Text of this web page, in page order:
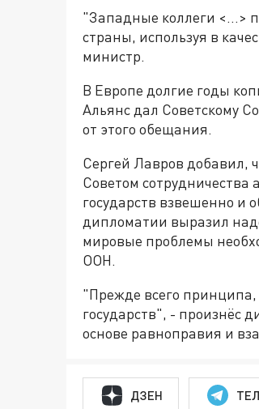
"Западные коллеги <…>
страны, используя в
министр.
В Европе долгие годы
Альянс дал Советскому
от этого обещания.
Сергей Лавров добавил,
Советом сотрудничества
государств взвешенно и
дипломатии выразил
мировые проблемы
ООН.
"Прежде всего принципа,
государств", - произнёс
основе равноправия и
ДЗЕН